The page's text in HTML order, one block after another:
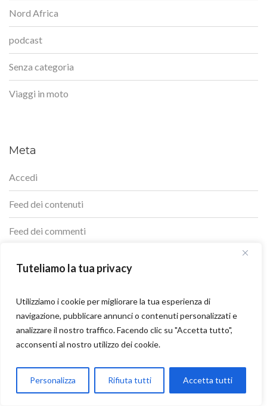
Tuteliamo la tua privacy
Utilizziamo i cookie per migliorare la tua esperienza di
navigazione, pubblicare annunci o contenuti personalizzati e
analizzare il nostro traffico. Facendo clic su "Accetta tutto",
acconsenti al nostro utilizzo dei cookie.
Personalizza Rifiuta tutti Accetta tutti
Nord Africa
podcast
Senza categoria
Viaggi in moto
Meta
Accedi
Feed dei contenuti
Feed dei commenti
Portaria, il Monte Olimpo e la tomba di
Parla con Motoexplora